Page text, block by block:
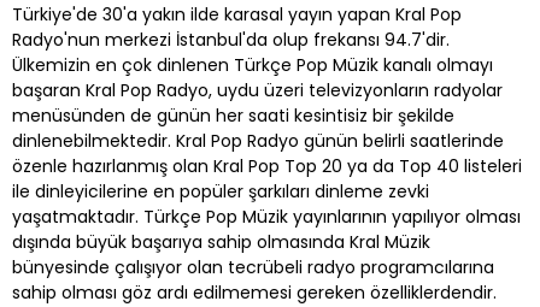
Türkiye'de 30'a yakın ilde karasal yayın yapan Kral Pop
Radyo'nun merkezi İstanbul'da olup frekansı 94.7'dir.
Ülkemizin en çok dinlenen Türkçe Pop Müzik kanalı olmayı
başaran Kral Pop Radyo, uydu üzeri televizyonların radyolar
menüsünden de günün her saati kesintisiz bir şekilde
dinlenebilmektedir. Kral Pop Radyo günün belirli saatlerinde
özenle hazırlanmış olan Kral Pop Top 20 ya da Top 40 listeleri
ile dinleyicilerine en popüler şarkıları dinleme zevki
yaşatmaktadır. Türkçe Pop Müzik yayınlarının yapılıyor olması
dışında büyük başarıya sahip olmasında Kral Müzik
bünyesinde çalışıyor olan tecrübeli radyo programcılarına
sahip olması göz ardı edilmemesi gereken özelliklerdendir.